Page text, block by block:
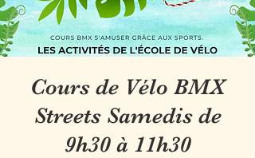
Cours de Vélo BMX
Streets Samedis de
9h30 à 11h30